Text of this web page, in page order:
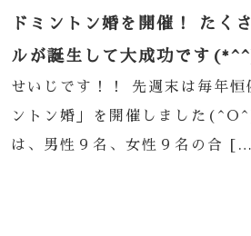
ドミントン婚を開催！ たく
ルが誕生して大成功です
せいじです！！ 先週末は毎年恒
ントン婚」を開催しました
は、男性９名、女性９名の合